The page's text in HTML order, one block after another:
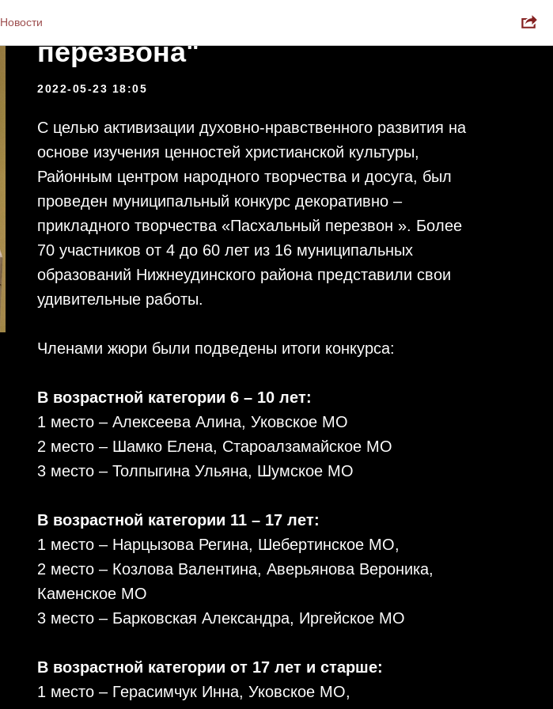
НовостиИтоги "Пасхального
перезвона"
2022-05-23 18:05
С целью активизации духовно-нравственного развития на
основе изучения ценностей христианской культуры,
Районным центром народного творчества и досуга, был
проведен муниципальный конкурс декоративно –
прикладного творчества «Пасхальный перезвон ». Более
70 участников от 4 до 60 лет из 16 муниципальных
образований Нижнеудинского района представили свои
удивительные работы.
Членами жюри были подведены итоги конкурса:
В возрастной категории 6 – 10 лет:
1 место – Алексеева Алина, Уковское МО
2 место – Шамко Елена, Староалзамайское МО
3 место – Толпыгина Ульяна, Шумское МО
В возрастной категории 11 – 17 лет:
1 место – Нарцызова Регина, Шебертинское МО,
2 место – Козлова Валентина, Аверьянова Вероника,
Каменское МО
3 место – Барковская Александра, Иргейское МО
В возрастной категории от 17 лет и старше:
1 место – Герасимчук Инна, Уковское МО,